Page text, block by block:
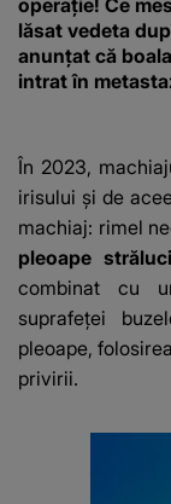
lăsat vedeta
anunțat că
intrat în
În 2023,
irisului și de
machiaj: rimel
pleoape
combinat cu
suprafeței
pleoape,
privirii.